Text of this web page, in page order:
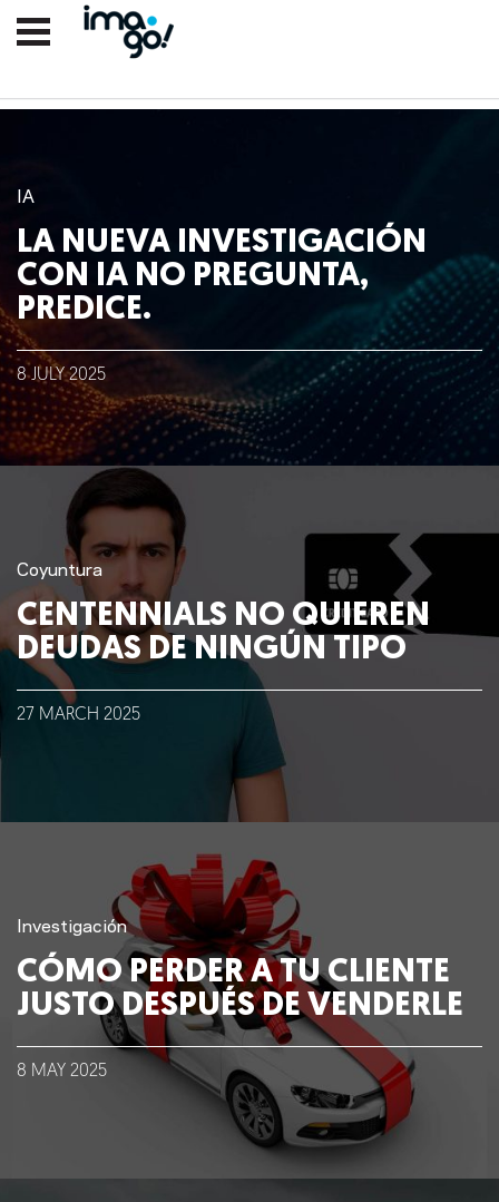
IA
LA NUEVA INVESTIGACIÓN
CON IA NO PREGUNTA,
PREDICE.
8 JULY 2025
Coyuntura
CENTENNIALS NO QUIEREN
DEUDAS DE NINGÚN TIPO
27 MARCH 2025
Investigación
CÓMO PERDER A TU CLIENTE
JUSTO DESPUÉS DE VENDERLE
8 MAY 2025